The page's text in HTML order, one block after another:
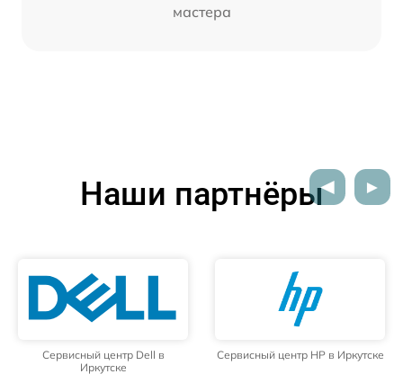
мастера
Наши партнёры
Сервисный центр Dell в
Иркутске
Сервисный центр HP в Иркутске